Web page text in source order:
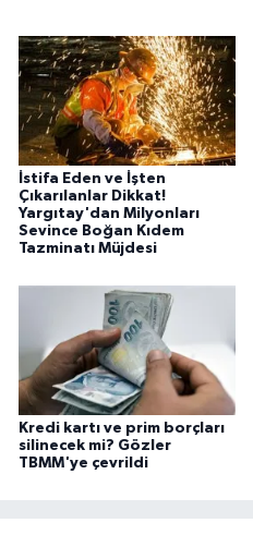
İstifa Eden ve İşten
Çıkarılanlar Dikkat!
Yargıtay'dan Milyonları
Sevince Boğan Kıdem
Tazminatı Müjdesi
Kredi kartı ve prim borçları
silinecek mi? Gözler
TBMM'ye çevrildi